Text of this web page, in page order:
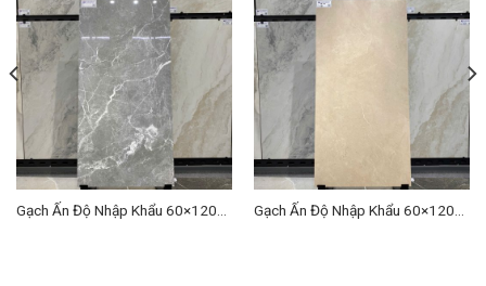
Gạch Ấn Độ Nhập Khẩu 60×120
Gạch Ấn Độ Nhập Khẩu 60×120